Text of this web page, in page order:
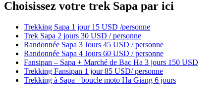
Choisissez votre trek Sapa par ici
Trekking Sapa 1 jour 15 USD /personne
Trek Sapa 2 jours 30 USD / personne
Randonnée Sapa 3 Jours 45 USD / personne
Randonnée Sapa 4 Jours 60 USD / personne
Fansipan – Sapa + Marché de Bac Ha 3 jours 150 USD
Trekking Fansipan 1 jour 85 USD/ personne
Trekking à Sapa +boucle moto Ha Giang 6 jours